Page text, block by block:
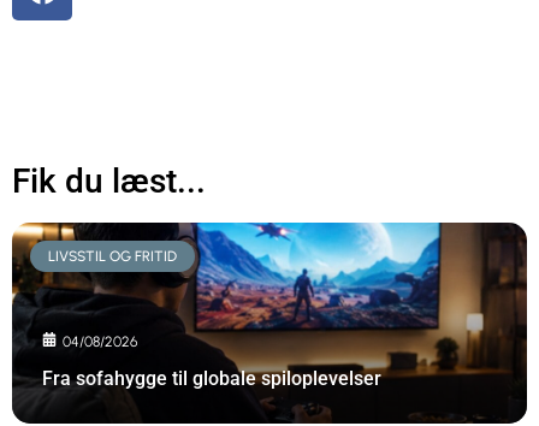
Fik du læst...
LIVSSTIL OG FRITID
04/08/2026
Fra sofahygge til globale spiloplevelser